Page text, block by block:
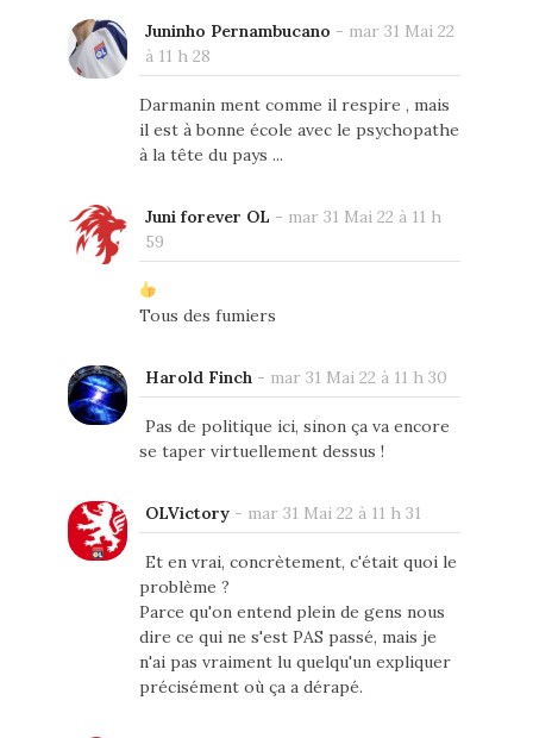
Juninho Pernambucano - mar 31 Mai 22
à 11 h 28
Darmanin ment comme il respire , mais
il est à bonne école avec le psychopathe
à la tête du pays ...
Juni forever OL - mar 31 Mai 22 à 11 h
59
Tous des fumiers
Harold Finch - mar 31 Mai 22 à 11 h 30
Pas de politique ici, sinon ça va encore
se taper virtuellement dessus !
OLVictory- mar 31 Mai 22 à 11 h 31
Et en vrai, concrètement, c'était quoi le
problème ?
Parce qu'on entend plein de gens nous
dire ce qui ne s'est PAS passé, mais je
n'ai pas vraiment lu quelqu'un expliquer
précisément où ça a dérapé.